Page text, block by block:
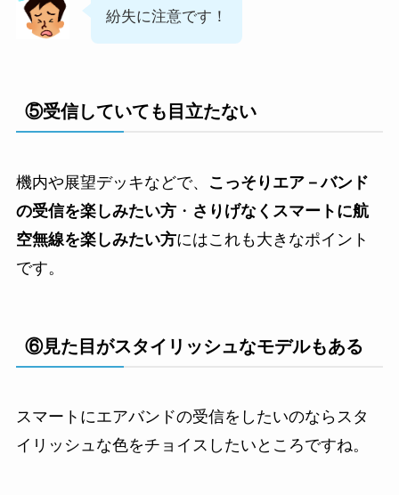
紛失に注意です！
⑤受信していても目立たない
機内や展望デッキなどで、
こっそりエア－バンド
の受信を楽しみたい方・ さりげなくスマートに航
空無線を楽しみたい方にはこれも大きなポイント
です。
⑥見た目がスタイリッシュなモデルもある
スマートにエアバンドの受信をしたいのならスタ
イリッシュな色をチョイスしたいところですね。